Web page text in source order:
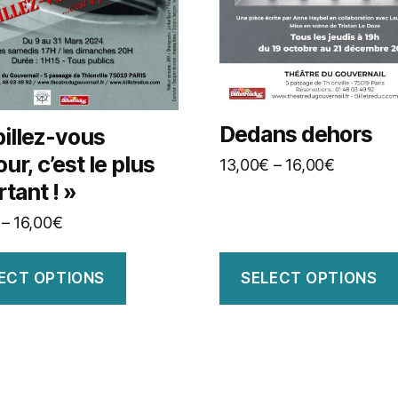
vous
c’est le plus
! »
16,00€
OPTIONS
Dedans dehors
13,00€ – 16,00€
SELECT OPTIONS